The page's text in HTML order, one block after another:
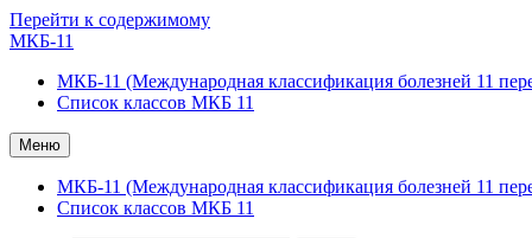
Перейти к содержимому
МКБ-11
МКБ-11 (Международная классификация болезней 11
Список классов МКБ 11
Меню
МКБ-11 (Международная классификация болезней 11
Список классов МКБ 11